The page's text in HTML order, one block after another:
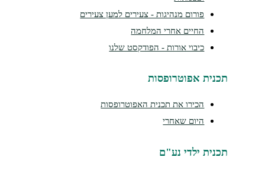
פורום מנהיגות - צעירים למען צעירים
החיים אחרי המלחמה
כיבוי אורות - הפודקסט שלנו
אפוטרופסות
הכירו את תכנית האפוטרופסות
היום שאחרי
ילדי נע"ם